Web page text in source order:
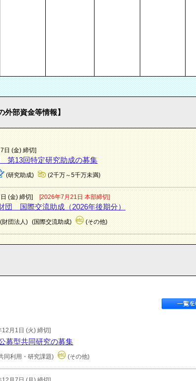
外部資金等情報】
日 (金) 締切]
第13回特定研究助成の募集
(研究助成) (2千万～5千万未満)
(金) 締切] [2026年7月21日 本部締切]
団 国際交流助成（2026年後期分）
(財団法人) (国際交流助成) (その他)
12月1日 (火) 締切]
募型共同研究の募集
同利用・研究課題) (その他)